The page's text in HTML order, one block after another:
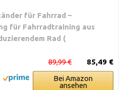
für Fahrrad –
für Fahrradtraining aus
Rad (
85,49 €
89,99 €
Bei Amazon
ansehen